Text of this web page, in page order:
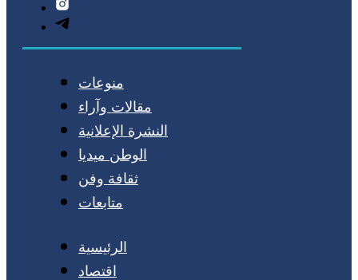
منوعات
مقالات وآراء
النشرة الإعلانية
الوطن ميديا
ثقافة وفن
متابعات
الرئيسية
اقتصاد